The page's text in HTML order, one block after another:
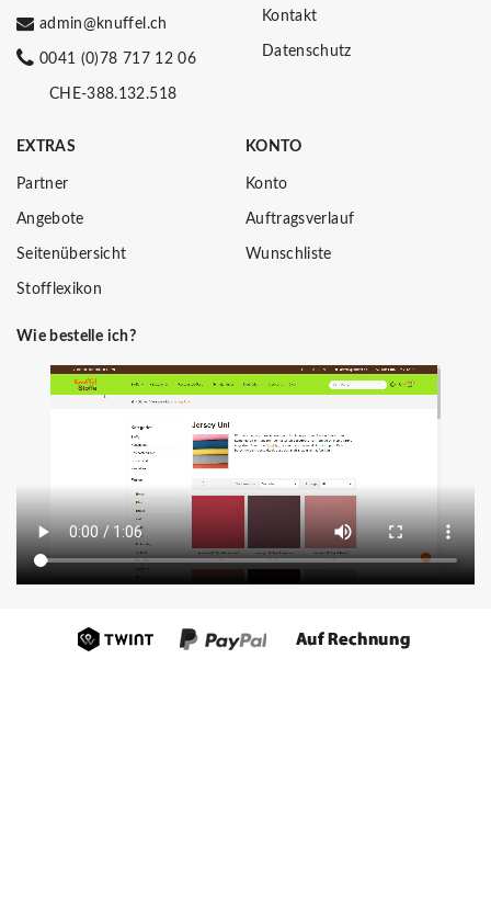
admin@knuffel.ch
0041 (0)78 717 12 06
CHE-388.132.518
Kontakt
Datenschutz
EXTRAS
Partner
Angebote
Seitenübersicht
Stofflexikon
KONTO
Konto
Auftragsverlauf
Wunschliste
Wie bestelle ich?